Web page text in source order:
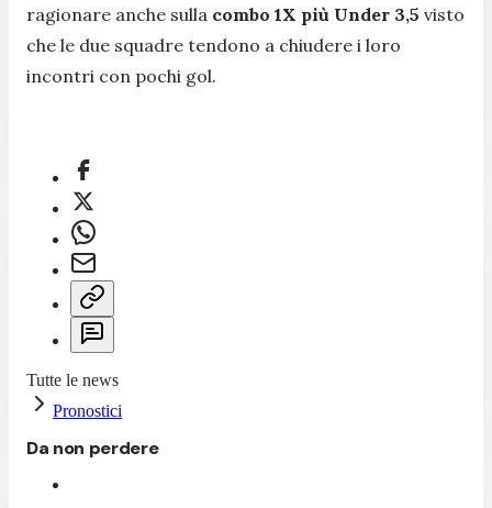
ragionare anche sulla combo 1X più Under 3,5 visto
che le due squadre tendono a chiudere i loro
incontri con pochi gol.
Tutte le news
Pronostici
Da non perdere